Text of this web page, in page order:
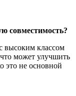
совместимость?
классом
может улучшить
это не основной